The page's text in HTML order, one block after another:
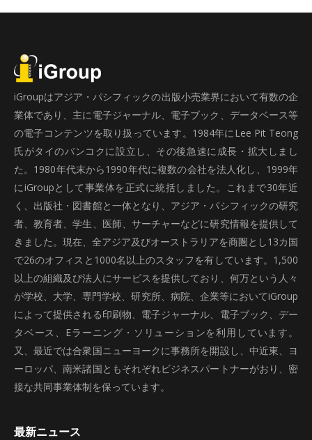
iGroupはアジア・パシフィックの出版小売業界において有数の企
業体であり、主に電子ジャーナル、電子ブック、データベース等
の電子コンテンツを取り扱っています。1984年にLee Pit Teong
氏がタイのバンコクに設立し、その後急速に成長・拡大しまし
た。1980年代末から1990年代に複数の会社を法人化し、1999年
にiGroupとして事業体を正式に統括しました。これまで30年近
く、出版社・図書館と一体となり、アジア・パシフィックの研究
者、教育者、学生、医師、サーチャーなどに研究情報を提供して
きました。現在、全アジア及びオーストラリアを商圏とし13カ国
で26のオフィスと1000名以上のスタッフを有しています。1,500
以上の組織及び法人にサービスを提供しており、何万という人々
が学校、大学、専門学校、研究所、病院、企業等においてiGroup
によって提供される印刷物、電子ジャーナル、電子ブック、デー
タベース、Eラーニング・ソリューションを利用しています。
又、最近では合衆国ニューヨークに事務所を開設し、中近東、ヨ
ーロッパ、南米諸国ともそれぞれビジネスパートナーがおり、密
接な共同事業体制を保っています。
最新ニュース